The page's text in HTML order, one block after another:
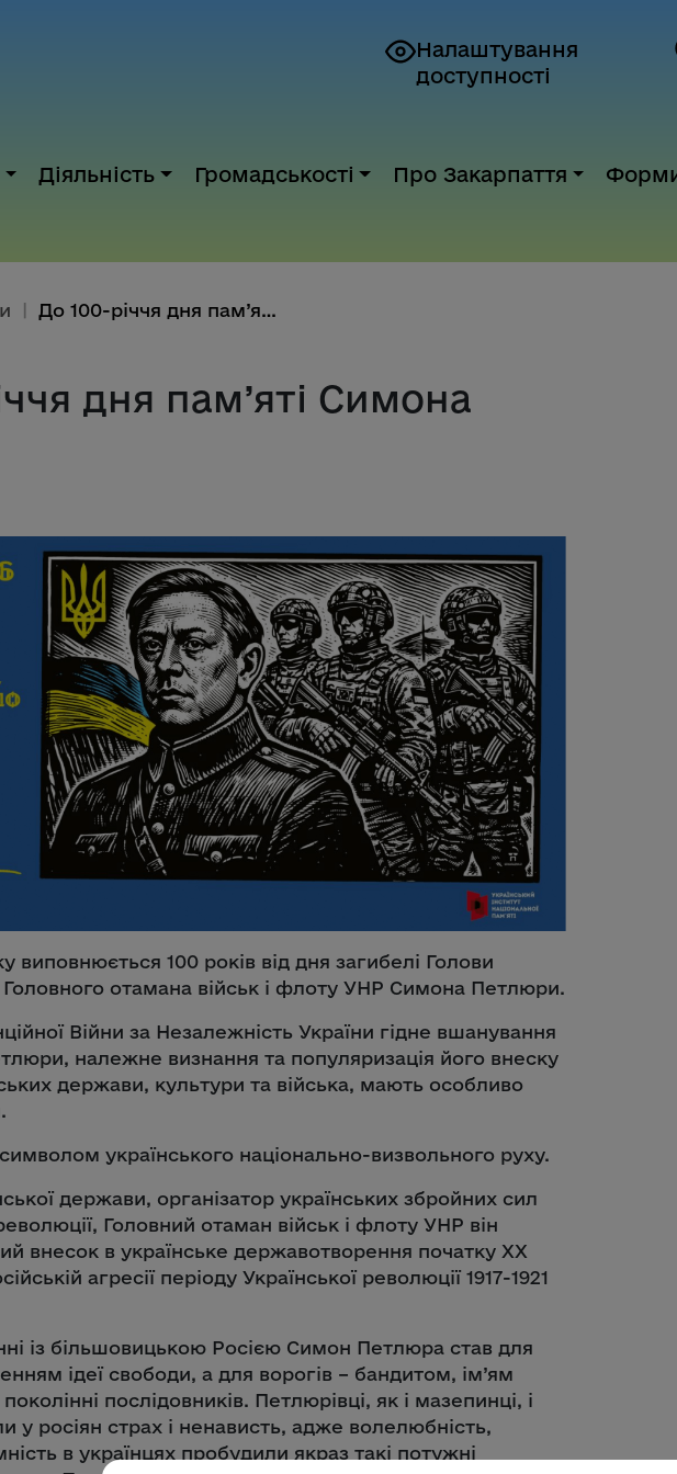
Налаштування
доступності
Діяльність Громадськості Про Закарпаття
До 100-річчя дня пам’яті Симон...
дня пам’яті Симона
виповнюється 100 років від дня загибелі Голови
Головного отамана військ і флоту УНР Симона Петлюри.
Війни за Незалежність України гідне вшанування
належне визнання та популяризація його внеску
держави, культури та війська, мають особливо
українського національно-визвольного руху.
держави, організатор українських збройних сил
Головний отаман військ і флоту УНР він
внесок в українське державотворення початку XX
агресії періоду Української революції 1917-1921
із більшовицькою Росією Симон Петлюра став для
ідеї свободи, а для ворогів – бандитом, ім’ям
послідовників. Петлюрівці, як і мазепинці, і
у росіян страх і ненависть, адже волелюбність,
в українцях пробудили якраз такі потужні